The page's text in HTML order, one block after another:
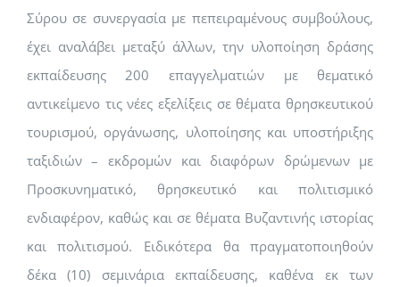
Σύρου σε συνεργασία με πεπειραμένους συμβούλους,
έχει αναλάβει μεταξύ άλλων, την υλοποίηση δράσης
εκπαίδευσης 200 επαγγελματιών με θεματικό
αντικείμενο τις νέες εξελίξεις σε θέματα θρησκευτικού
τουρισμού, οργάνωσης, υλοποίησης και υποστήριξης
ταξιδιών – εκδρομών και διαφόρων δρώμενων με
Προσκυνηματικό, θρησκευτικό και πολιτισμικό
ενδιαφέρον, καθώς και σε θέματα Βυζαντινής ιστορίας
και πολιτισμού. Ειδικότερα θα πραγματοποιηθούν
δέκα (10) σεμινάρια εκπαίδευσης, καθένα εκ των